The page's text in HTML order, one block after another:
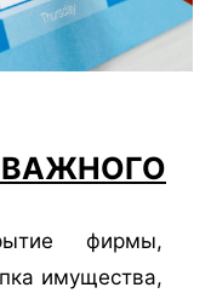
ВАЖНОГО
фирмы,
имущества,